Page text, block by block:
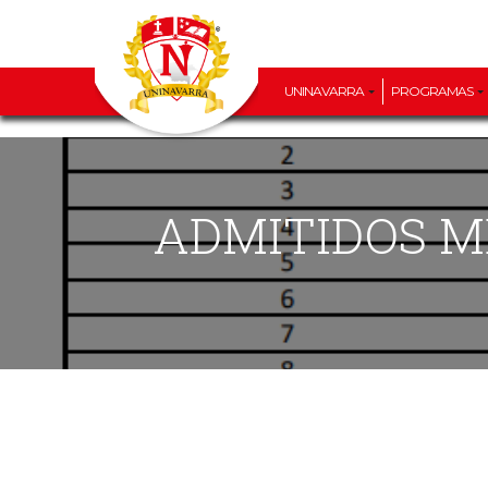
UNINAVARRA PROGRAMAS
ADMITIDOS